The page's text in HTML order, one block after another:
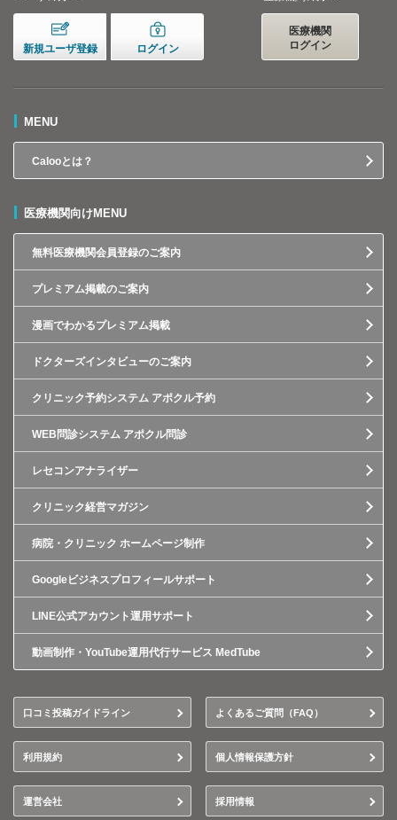
新規ユーザ登録 ログイン
医療機関
ログイン
MENU
Calooとは？
医療機関向けMENU
無料医療機関会員登録のご案内
プレミアム掲載のご案内
漫画でわかるプレミアム掲載
ドクターズインタビューのご案内
クリニック予約システム アポクル予約
WEB問診システム アポクル問診
レセコンアナライザー
クリニック経営マガジン
病院・クリニック ホームページ制作
Googleビジネスプロフィールサポート
LINE公式アカウント運用サポート
動画制作・YouTube運用代行サービス MedTube
口コミ投稿ガイドライン よくあるご質問（FAQ）
利用規約 個人情報保護方針
運営会社 採用情報